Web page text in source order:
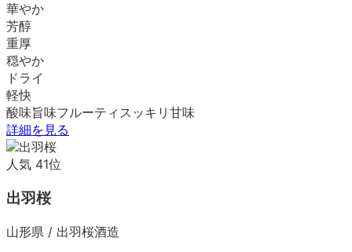
華やか
芳醇
重厚
穏やか
ドライ
軽快
酸味旨味フルーティ スッキリ 甘味
詳細を見る
人気 41位
出羽桜
山形県 / 出羽桜酒造